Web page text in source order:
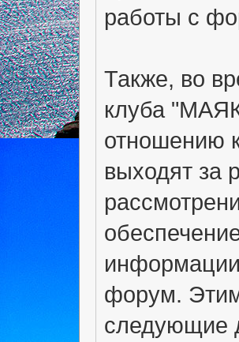
работы с
Также, во
клуба
отношению
выходят за
форум.
следующие